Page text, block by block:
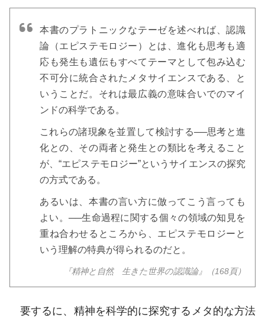
本書のプラトニックなテーゼを述べれば、認識
論（エピステモロジー）とは、進化も思考も適
応も発生も遺伝もすべてテーマとして包み込む
不可分に統合されたメタサイエンスである、と
いうことだ。それは最広義の意味合いでのマイ
ンドの科学である。
これらの諸現象を並置して検討する──思考と進
化との、その両者と発生との類比を考えること
が、“エピステモロジー”というサイエンスの探究
の方式である。
あるいは、本書の言い方に倣ってこう言っても
よい。──生命過程に関する個々の領域の知見を
重ね合わせるところから、エピステモロジーと
いう理解の特典が得られるのだと。
『精神と自然 生きた世界の認識論』（168頁）
要するに、精神を科学的に探究するメタ的な方法